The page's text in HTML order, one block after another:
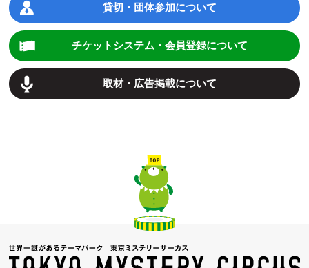
貸切・団体参加について
チケットシステム・会員登録について
取材・広告掲載について